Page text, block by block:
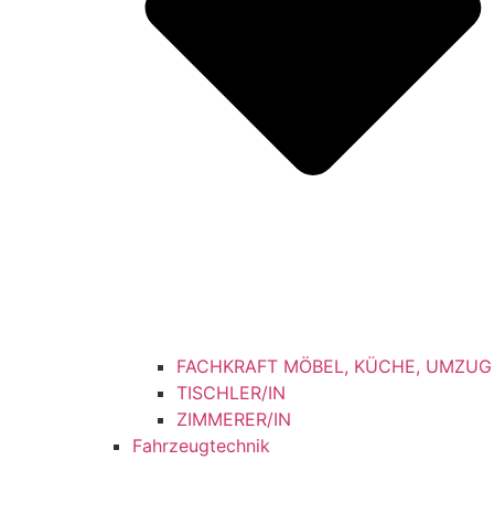
FACHKRAFT MÖBEL, KÜCHE, UMZUG
TISCHLER/IN
ZIMMERER/IN
Fahrzeugtechnik